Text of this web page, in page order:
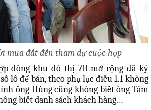
mua đất đến tham dự cuộc họp
đồng khu đô thị 7B mở rộng đã ký
lô để bán, theo phụ lục điều 1.1 không
ông Hùng cũng không biết ông Tâm
biết danh sách khách hàng…